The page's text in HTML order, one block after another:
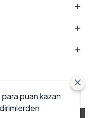
puan kazan,